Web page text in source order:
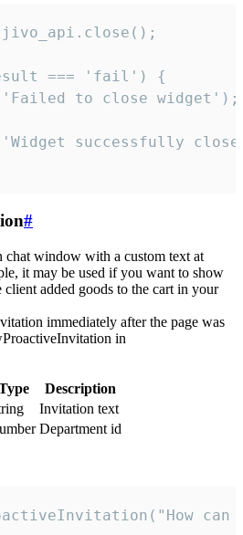
=== 'fail') {
to close widget');
successfully
#
chat window with a custom text at
it may be used if you want to show
added goods to the cart in your
immediately after the page was
in
Description
Invitation text
Department id